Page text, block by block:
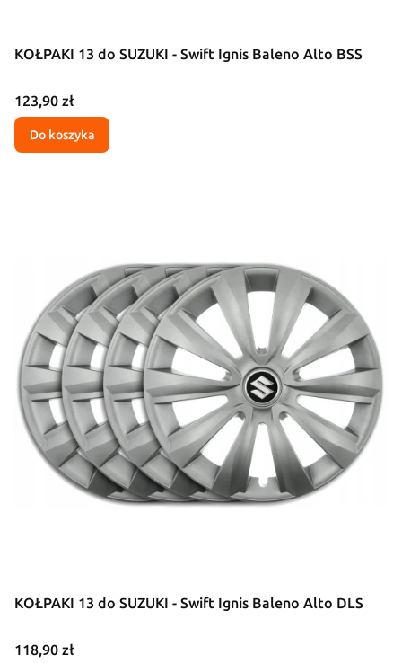
KOŁPAKI 13 do SUZUKI - Swift Ignis Baleno Alto BSS
Cena
123,90 zł
Do koszyka
KOŁPAKI 13 do SUZUKI - Swift Ignis Baleno Alto DLS
Cena
118,90 zł